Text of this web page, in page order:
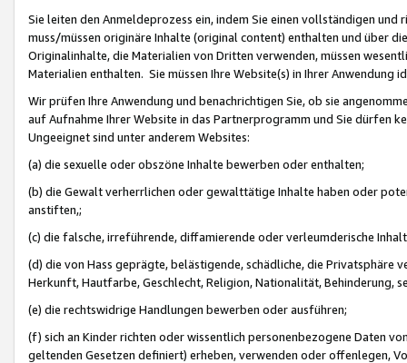
Sie leiten den Anmeldeprozess ein, indem Sie einen vollständigen
muss/müssen originäre Inhalte (original content) enthalten und über
Originalinhalte, die Materialien von Dritten verwenden, müssen
Materialien enthalten. Sie müssen Ihre Website(s) in Ihrer Anwendung
Wir prüfen Ihre Anwendung und benachrichtigen Sie, ob sie
auf Aufnahme Ihrer Website in das Partnerprogramm und Sie dürfen
Ungeeignet sind unter anderem Websites:
(a) die sexuelle oder obszöne Inhalte bewerben oder enthalten;
(b) die Gewalt verherrlichen oder gewalttätige Inhalte haben oder
anstiften,;
(c) die falsche, irreführende, diffamierende oder verleumderische
(d) die von Hass geprägte, belästigende, schädliche, die Privatsphäre
Herkunft, Hautfarbe, Geschlecht, Religion, Nationalität, Behinderung,
(e) die rechtswidrige Handlungen bewerben oder ausführen;
(f) sich an Kinder richten oder wissentlich personenbezogene Daten
geltenden Gesetzen definiert) erheben, verwenden oder offenlegen,